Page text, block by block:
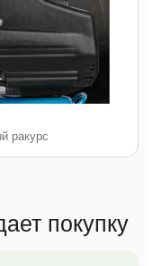
ракурс
покупку